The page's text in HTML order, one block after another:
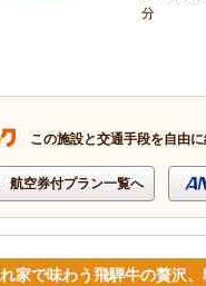
分
この施設と交通手段を自由
航空券付プラン一覧へ
家で味わう飛騨牛の贅沢